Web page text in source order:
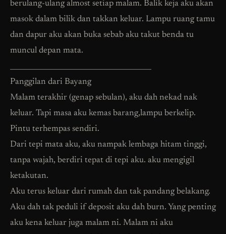
berulang-ulang almost setiap malam. Balik keja aku akan
masok dalam bilik dan takkan keluar. Lampu ruang tamu
dan dapur aku akan buka sebab aku takut benda tu
muncul depan mata.
________________________________________
Panggilan dari Bayang
Malam terakhir (genap sebulan), aku dah nekad nak
keluar. Tapi masa aku kemas barang,lampu berkelip.
Pintu terhempas sendiri.
Dari tepi mata aku, aku nampak lembaga hitam tinggi,
tanpa wajah, berdiri tepat di tepi aku. aku mengigil
ketakutan.
Aku terus keluar dari rumah dan tak pandang belakang.
Aku dah tak peduli if deposit aku dah burn. Yang penting
aku kena keluar juga malam ni. Malam ni aku